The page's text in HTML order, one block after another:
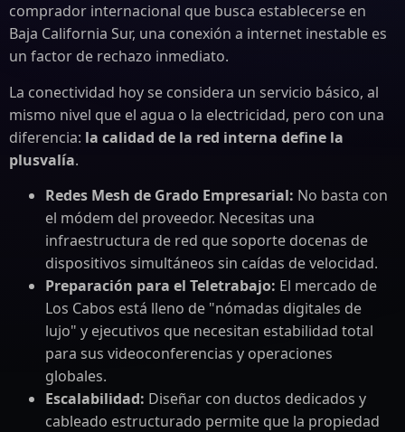
comprador internacional que busca establecerse en
Baja California Sur, una conexión a internet inestable es
un factor de rechazo inmediato.
La conectividad hoy se considera un servicio básico, al
mismo nivel que el agua o la electricidad, pero con una
diferencia: la calidad de la red interna define la
plusvalía.
Redes Mesh de Grado Empresarial: No basta con
el módem del proveedor. Necesitas una
infraestructura de red que soporte docenas de
dispositivos simultáneos sin caídas de velocidad.
Preparación para el Teletrabajo: El mercado de
Los Cabos está lleno de "nómadas digitales de
lujo" y ejecutivos que necesitan estabilidad total
para sus videoconferencias y operaciones
globales.
Escalabilidad: Diseñar con ductos dedicados y
cableado estructurado permite que la propiedad